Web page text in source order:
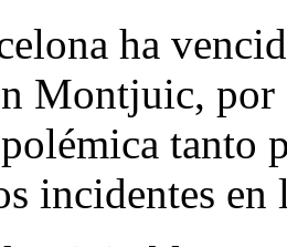
ha
Montjuic, por
tanto
incidentes en